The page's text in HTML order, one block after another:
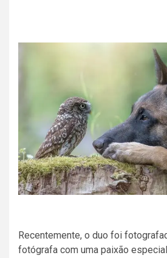
Recentemente, o duo foi
fotógrafa com uma paixão